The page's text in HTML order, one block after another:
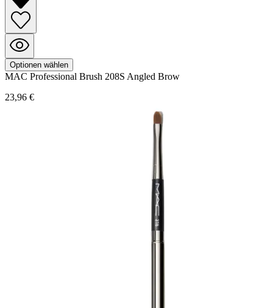
Optionen wählen
MAC Professional Brush 208S Angled Brow
23,96 €